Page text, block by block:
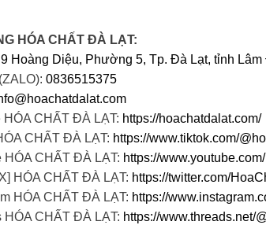
HÓA CHẤT ĐÀ LẠT:
9 Hoàng Diệu, Phường 5, Tp. Đà Lạt, tỉnh Lâm
0836515375
HÓA CHẤT ĐÀ LẠT: https://hoachatdalat.com/
CHẤT ĐÀ LẠT: https://www.tiktok.com/
HÓA CHẤT ĐÀ LẠT: https://
HÓA CHẤT ĐÀ LẠT: https://twitter.com/
HÓA CHẤT ĐÀ LẠT: https://
HÓA CHẤT ĐÀ LẠT: https://www.threads.net/